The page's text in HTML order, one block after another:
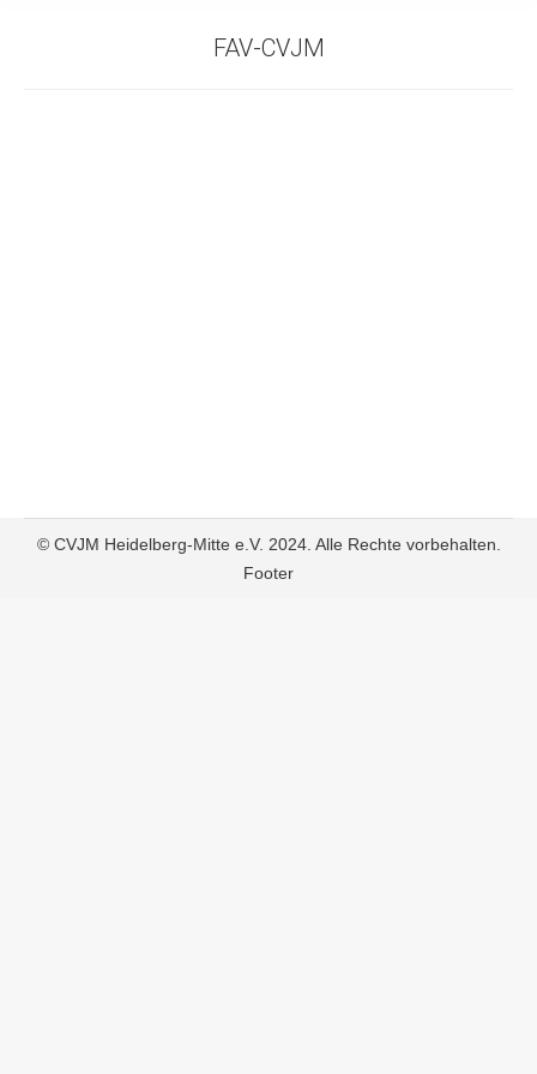
FAV-CVJM
© CVJM Heidelberg-Mitte e.V. 2024. Alle Rechte vorbehalten.
Footer